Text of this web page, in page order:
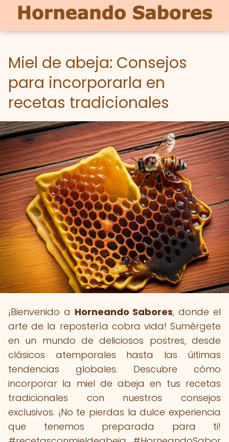
Miel de abeja: Consejos
para incorporarla en
recetas tradicionales
¡Bienvenido a Horneando Sabores, donde el
arte de la repostería cobra vida! Sumérgete
en un mundo de deliciosos postres, desde
clásicos atemporales hasta las últimas
tendencias globales. Descubre cómo
incorporar la miel de abeja en tus recetas
tradicionales con nuestros consejos
exclusivos. ¡No te pierdas la dulce experiencia
que tenemos preparada para ti!